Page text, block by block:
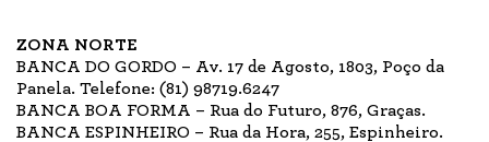
ZONA NORTE
BANCA DO GORDO – Av. 17 de Agosto, 1803, Poço da
Panela. Telefone: (81) 98719.6247
BANCA BOA FORMA – Rua do Futuro, 876, Graças.
BANCA ESPINHEIRO – Rua da Hora, 255, Espinheiro.